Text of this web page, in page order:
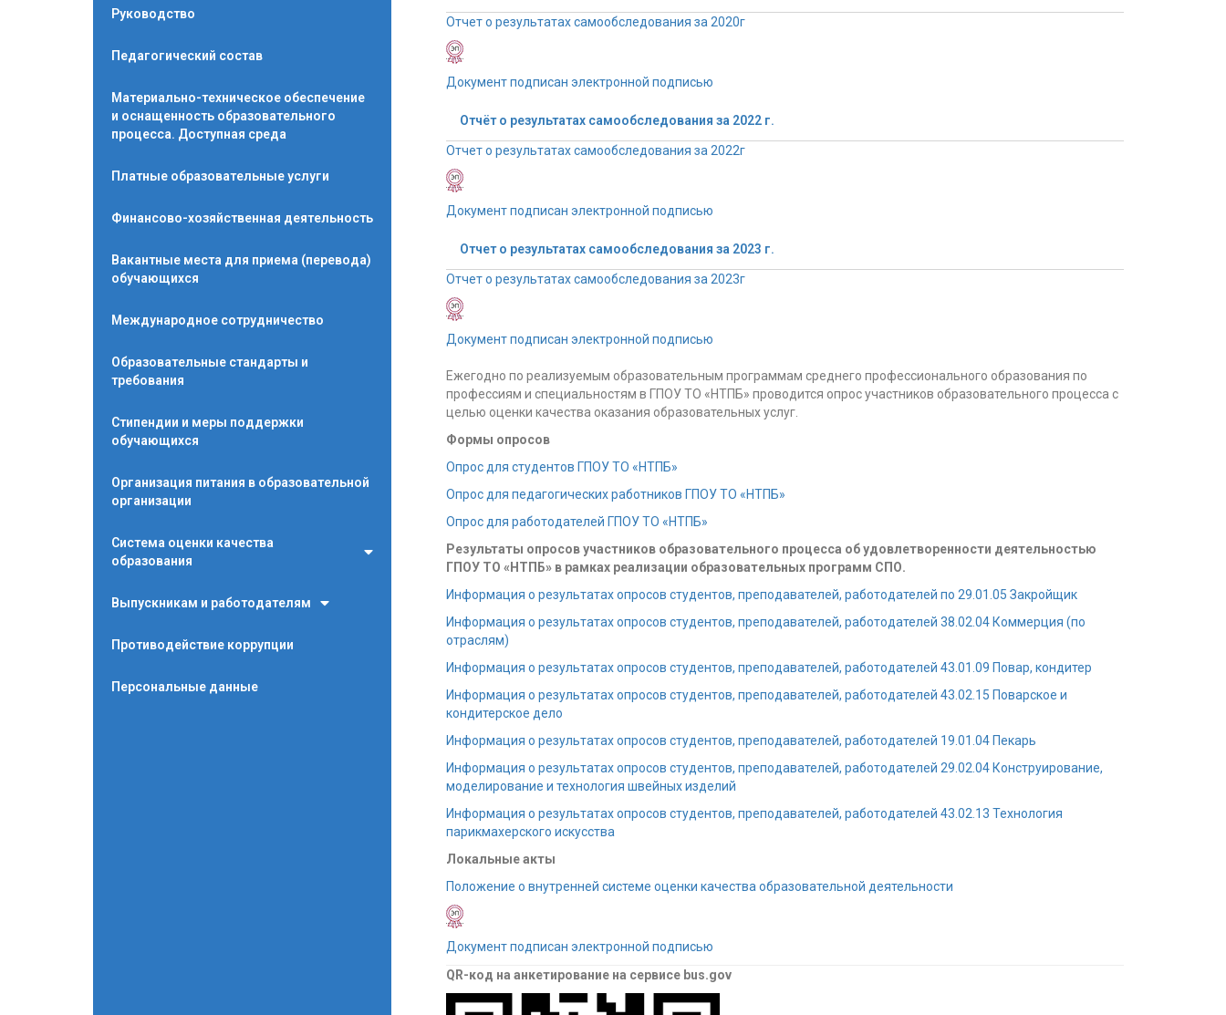
Руководство
Педагогический состав
Материально-техническое обеспечение
и оснащенность образовательного
процесса. Доступная среда
Платные образовательные услуги
Финансово-хозяйственная деятельность
Вакантные места для приема (перевода)
обучающихся
Международное сотрудничество
Образовательные стандарты и
требования
Стипендии и меры поддержки
обучающихся
Организация питания в образовательной
организации
Система оценки качества
образования
Выпускникам и работодателям
Противодействие коррупции
Персональные данные
Отчет о результатах самообследования за 2020г
Документ подписан электронной подписью
Отчёт о результатах самообследования за 2022 г.
Отчет о результатах самообследования за 2022г
Документ подписан электронной подписью
Отчет о результатах самообследования за 2023 г.
Отчет о результатах самообследования за 2023г
Документ подписан электронной подписью
Ежегодно по реализуемым образовательным программам среднего профессионального образования по
профессиям и специальностям в ГПОУ ТО «НТПБ» проводится опрос участников образовательного процесса с
целью оценки качества оказания образовательных услуг.
Формы опросов
Опрос для студентов ГПОУ ТО «НТПБ»
Опрос для педагогических работников ГПОУ ТО «НТПБ»
Опрос для работодателей ГПОУ ТО «НТПБ»
Результаты опросов участников образовательного процесса об удовлетворенности деятельностью
ГПОУ ТО «НТПБ» в рамках реализации образовательных программ СПО.
Информация о результатах опросов студентов, преподавателей, работодателей по 29.01.05 Закройщик
Информация о результатах опросов студентов, преподавателей, работодателей 38.02.04 Коммерция (по
отраслям)
Информация о результатах опросов студентов, преподавателей, работодателей 43.01.09 Повар, кондитер
Информация о результатах опросов студентов, преподавателей, работодателей 43.02.15 Поварское и
кондитерское дело
Информация о результатах опросов студентов, преподавателей, работодателей 19.01.04 Пекарь
Информация о результатах опросов студентов, преподавателей, работодателей 29.02.04 Конструирование,
моделирование и технология швейных изделий
Информация о результатах опросов студентов, преподавателей, работодателей 43.02.13 Технология
парикмахерского искусства
Локальные акты
Положение о внутренней системе оценки качества образовательной деятельности
Документ подписан электронной подписью
QR-код на анкетирование на сервисе bus.gov